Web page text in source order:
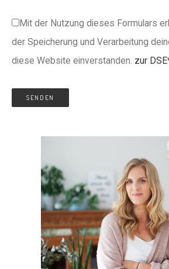
Mit der Nutzung dieses Formulars
der Speicherung und Verarbeitung
diese Website einverstanden. zur